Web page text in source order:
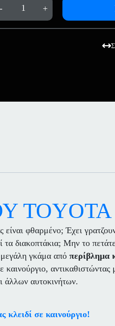
- +
TOYOTA
είναι φθαρμένο; Έχει
τα διακοπτάκια; Μην το
μεγάλη γκάμα από περίβλημα
αντικαθιστώντας
άλλων αυτοκινήτων.
κλειδί σε καινούργιο!